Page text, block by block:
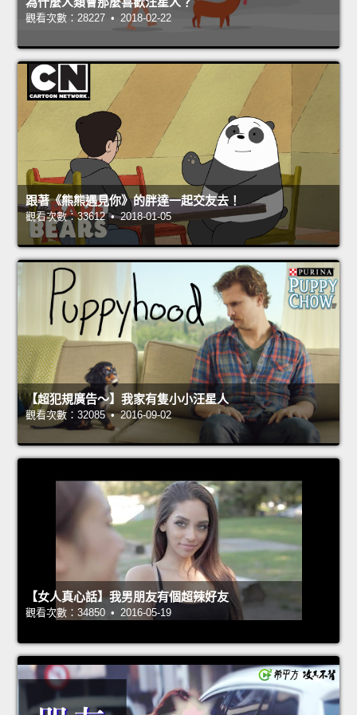
觀看次數：28227 • 2018-02-22
跟著《熊熊遇見你》的胖達一起交友去！
觀看次數：33612 • 2018-01-05
【超犯規廣告～】我家有隻小小汪星人
觀看次數：32085 • 2016-09-02
【女人真心話】我男朋友有個超辣好友
觀看次數：34850 • 2016-05-19